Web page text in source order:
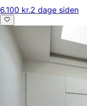
6.100 kr.2 dage siden